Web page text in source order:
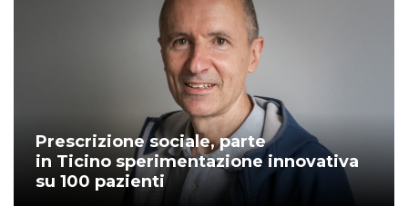
Prescrizione sociale, parte
in Ticino sperimentazione innovativa
su 100 pazienti